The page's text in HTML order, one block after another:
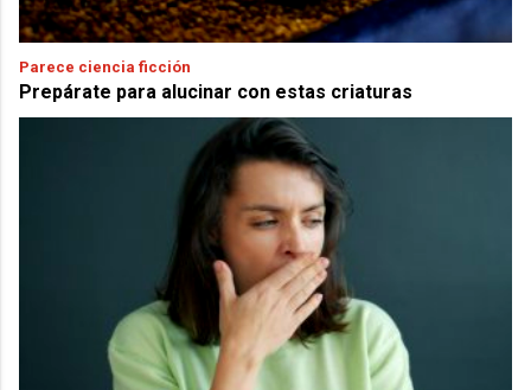
Parece ciencia ficción
Prepárate para alucinar con estas criaturas